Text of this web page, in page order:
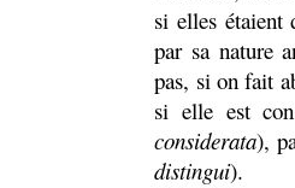
si elles étaient
par sa nature
pas, si on fait
si elle est
considerata),
distingui).